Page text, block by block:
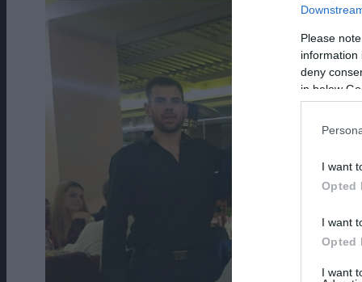
Please
information
deny
in below
I want
Opted
I want
Opted
I want